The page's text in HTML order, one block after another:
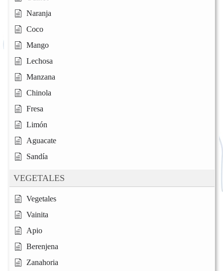
Naranja
Coco
Mango
Lechosa
Manzana
Chinola
Fresa
Limón
Aguacate
Sandía
VEGETALES
Vegetales
Vainita
Apio
Berenjena
Zanahoria